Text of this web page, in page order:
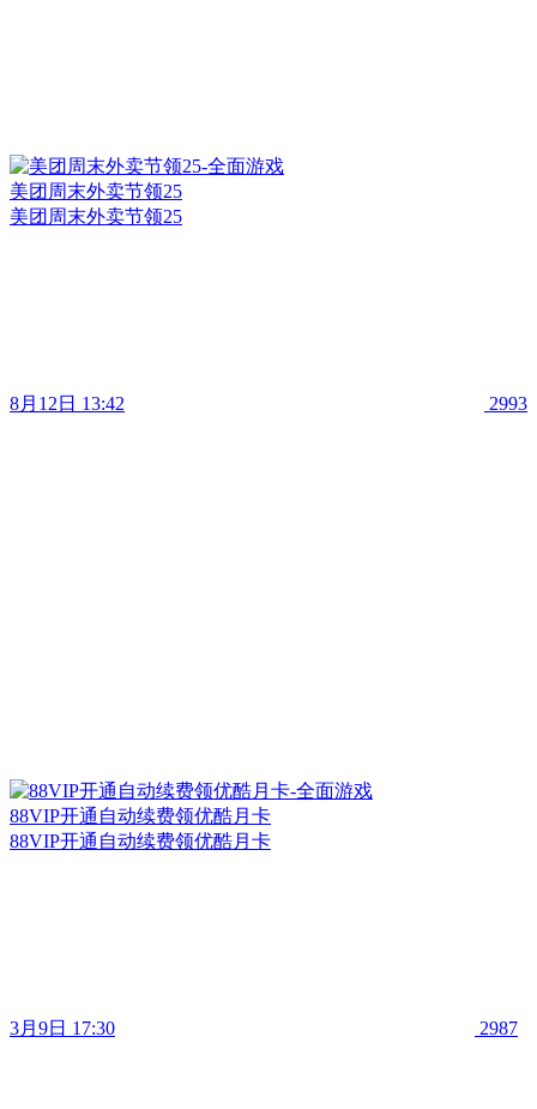
美团周末外卖节领25
美团周末外卖节领25
8月12日 13:42 2993
88VIP开通自动续费领优酷月卡
88VIP开通自动续费领优酷月卡
3月9日 17:30 2987